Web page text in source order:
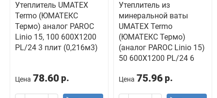
Утеплитель UMATEX
Termo (ЮМАТЕКС
Термо) аналог PAROC
Linio 15, 100 600X1200
PL/24 3 плит (0,216м3)
Цена 78.60 р.
Утеплитель из
минеральной ваты
UMATEX Termo
(ЮМАТЕКС Термо)
(аналог PAROC Linio 15)
50 600X1200 PL/24 6
Цена 75.96 р.